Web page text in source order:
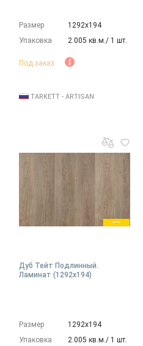
Размер
1292х194
Упаковка
2.005 кв.м./ 1 шт.
Под заказ
TARKETT - ARTISAN
Дуб Тейт Подлинный.
Ламинат (1292х194)
Размер
1292х194
Упаковка
2.005 кв.м./ 1 шт.